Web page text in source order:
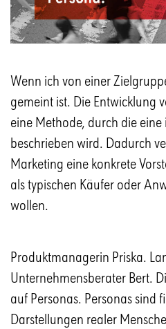
Wenn ich von einer
gemeint ist. Die Entwicklung
eine Methode, durch die
beschrieben wird. Dadurch
Marketing eine konkrete
als typischen Käufer oder
wollen.
Produktmanagerin Priska.
Unternehmensberater Bert.
auf Personas. Personas sind
Darstellungen realer